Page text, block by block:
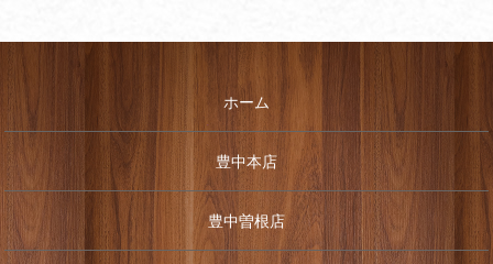
ホーム
豊中本店
豊中曽根店